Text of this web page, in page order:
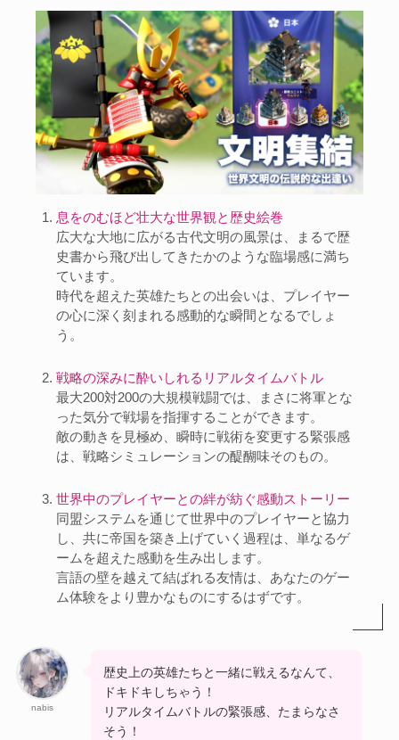
息をのむほど壮大な世界観と歴史絵巻
広大な大地に広がる古代文明の風景は、まるで歴
史書から飛び出してきたかのような臨場感に満ち
ています。
時代を超えた英雄たちとの出会いは、プレイヤー
の心に深く刻まれる感動的な瞬間となるでしょ
う。
戦略の深みに酔いしれるリアルタイムバトル
最大200対200の大規模戦闘では、まさに将軍とな
った気分で戦場を指揮することができます。
敵の動きを見極め、瞬時に戦術を変更する緊張感
は、戦略シミュレーションの醍醐味そのもの。
世界中のプレイヤーとの絆が紡ぐ感動ストーリー
同盟システムを通じて世界中のプレイヤーと協力
し、共に帝国を築き上げていく過程は、単なるゲ
ームを超えた感動を生み出します。
言語の壁を越えて結ばれる友情は、あなたのゲー
ム体験をより豊かなものにするはずです。
nabis
歴史上の英雄たちと一緒に戦えるなんて、
ドキドキしちゃう！
リアルタイムバトルの緊張感、たまらなさ
そう！